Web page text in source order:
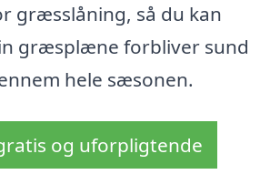
græsslåning, så du kan
græsplæne forbliver sund
hele sæsonen.
og uforpligtende